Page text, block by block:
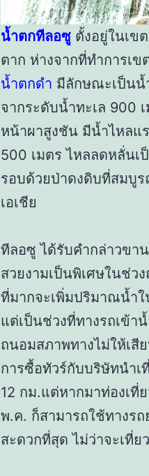
น้ำตกทีลอซู ตั้งอยู่ในเข
ตาก ห่างจากที่ทำการเข
น้ำตกดำ มีลักษณะเป็นน้
จากระดับน้ำทะเล 900
หน้าผาสูงชัน มีน้ำไหลแ
500 เมตร ไหลลดหลั่น
รอบด้วยป่าดงดิบที่สมบู
เอเชีย
ทีลอซู ได้รับคำกล่าวขา
สวยงามเป็นพิเศษในช่ว
ที่มากจะเพิ่มปริมาณน้ำ
แต่เป็นช่วงที่ทางรถเข้า
ถนอมสภาพทางไม่ให้เสี
การซื้อทัวร์กับบริษัทนำเ
12 กม.แต่หากมาท่องเที่
พ.ค. ก็สามารถใช้ทางรถ
สะดวกที่สุด ไม่ว่าจะเที่